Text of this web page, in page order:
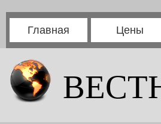
Главная Цены